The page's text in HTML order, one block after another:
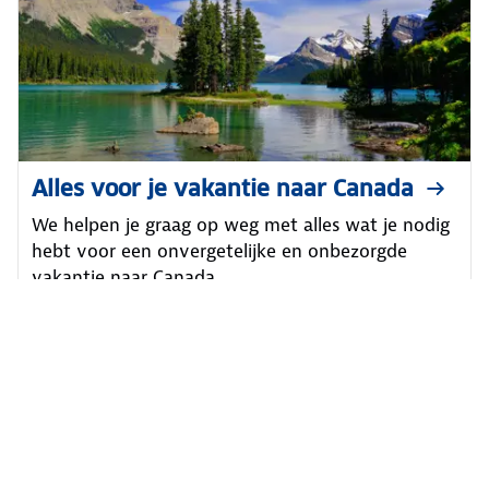
Alles voor je vakantie naar Canada
We helpen je graag op weg met alles wat je nodig
hebt voor een onvergetelijke en onbezorgde
vakantie naar Canada.